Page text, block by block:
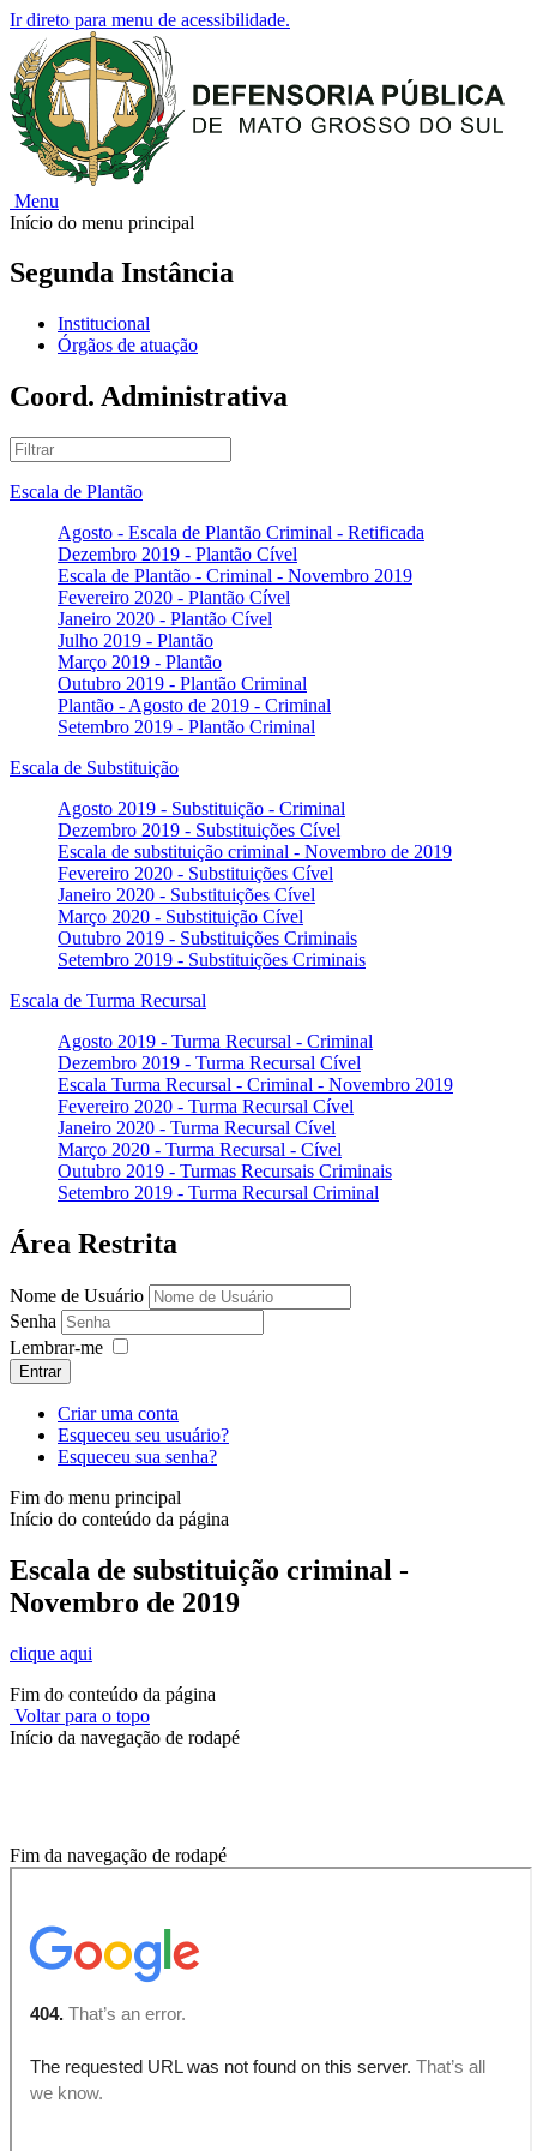
Ir direto para menu de acessibilidade.
Menu
Início do menu principal
Segunda Instância
Institucional
Órgãos de atuação
Coord. Administrativa
Escala de Plantão
Agosto - Escala de Plantão Criminal - Retificada
Dezembro 2019 - Plantão Cível
Escala de Plantão - Criminal - Novembro 2019
Fevereiro 2020 - Plantão Cível
Janeiro 2020 - Plantão Cível
Julho 2019 - Plantão
Março 2019 - Plantão
Outubro 2019 - Plantão Criminal
Plantão - Agosto de 2019 - Criminal
Setembro 2019 - Plantão Criminal
Escala de Substituição
Agosto 2019 - Substituição - Criminal
Dezembro 2019 - Substituições Cível
Escala de substituição criminal - Novembro de 2019
Fevereiro 2020 - Substituições Cível
Janeiro 2020 - Substituições Cível
Março 2020 - Substituição Cível
Outubro 2019 - Substituições Criminais
Setembro 2019 - Substituições Criminais
Escala de Turma Recursal
Agosto 2019 - Turma Recursal - Criminal
Dezembro 2019 - Turma Recursal Cível
Escala Turma Recursal - Criminal - Novembro 2019
Fevereiro 2020 - Turma Recursal Cível
Janeiro 2020 - Turma Recursal Cível
Março 2020 - Turma Recursal - Cível
Outubro 2019 - Turmas Recursais Criminais
Setembro 2019 - Turma Recursal Criminal
Área Restrita
Nome de Usuário
Senha
Lembrar-me
Entrar
Criar uma conta
Esqueceu seu usuário?
Esqueceu sua senha?
Fim do menu principal
Início do conteúdo da página
Escala de substituição criminal -
Novembro de 2019
clique aqui
Fim do conteúdo da página
Voltar para o topo
Início da navegação de rodapé
Fim da navegação de rodapé